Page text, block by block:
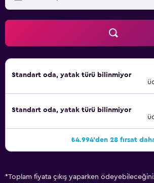
Standart oda, yatak türü bilinmiyor
Standart oda, yatak türü bilinmiyor
₺4.994'den 28 fırsat
*Toplam fiyata çıkış yaparken